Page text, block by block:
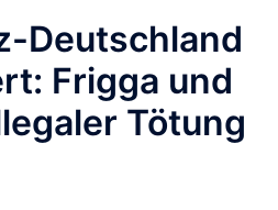
Deutschland
Frigga und
Tötung